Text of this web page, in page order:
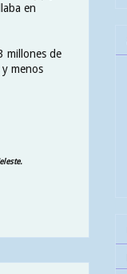
en
millones de
menos